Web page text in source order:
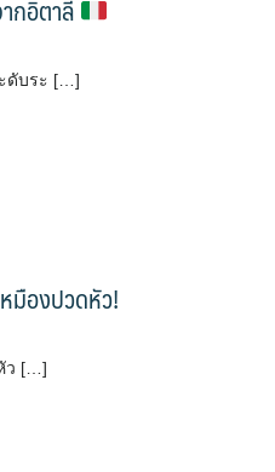
กอิตาลี
ดับระ […]
มืองปวดหัว!
ว […]